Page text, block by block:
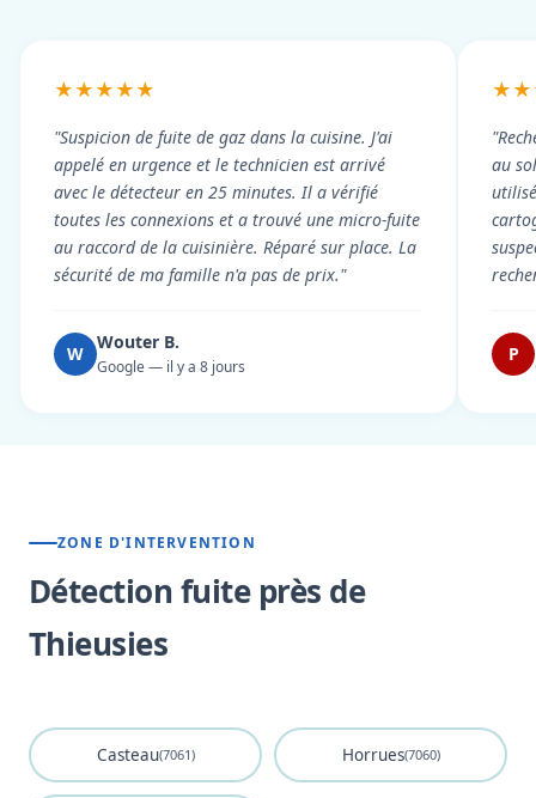
★★★★★
"Suspicion de fuite de gaz dans la cuisine. J'ai
appelé en urgence et le technicien est arrivé
avec le détecteur en 25 minutes. Il a vérifié
toutes les connexions et a trouvé une micro-fuite
au raccord de la cuisinière. Réparé sur place. La
sécurité de ma famille n'a pas de prix."
W
Wouter B.
Google — il y a 8 jours
au
P
ZONE D'INTERVENTION
Détection fuite près de
Thieusies
Casteau(7061) Horrues(7060)